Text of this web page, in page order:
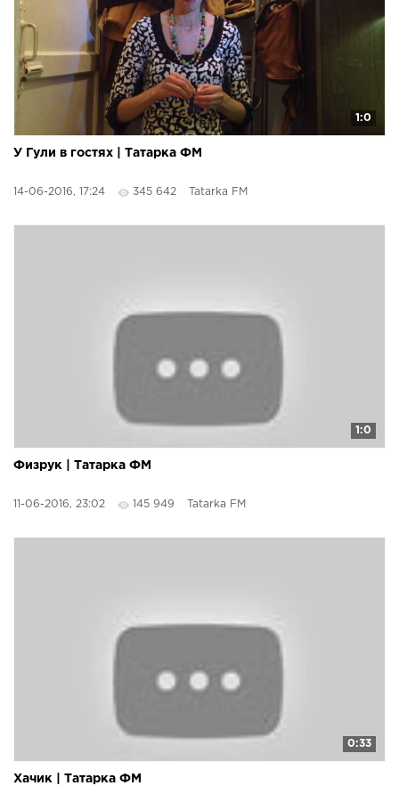
1:0
У Гули в гостях | Татарка ФМ
14-06-2016, 17:24 345 642 Tatarka FM
1:0
Физрук | Татарка ФМ
11-06-2016, 23:02 145 949 Tatarka FM
0:33
Хачик | Татарка ФМ